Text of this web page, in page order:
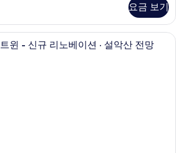
요금 보기
이그제큐티브 패밀리 트윈 - 신규 리
윈 - 신규 리노베이션 · 설악산 전망